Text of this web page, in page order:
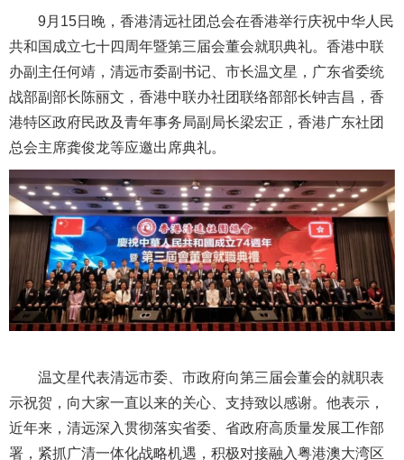
9月15日晚，香港清远社团总会在香港举行庆祝中华人民
共和国成立七十四周年暨第三届会董会就职典礼。香港中联
办副主任何靖，清远市委副书记、市长温文星，广东省委统
战部副部长陈丽文，香港中联办社团联络部部长钟吉昌，香
港特区政府民政及青年事务局副局长梁宏正，香港广东社团
总会主席龚俊龙等应邀出席典礼。
温文星代表清远市委、市政府向第三届会董会的就职表
示祝贺，向大家一直以来的关心、支持致以感谢。他表示，
近年来，清远深入贯彻落实省委、省政府高质量发展工作部
署，紧抓广清一体化战略机遇，积极对接融入粤港澳大湾区